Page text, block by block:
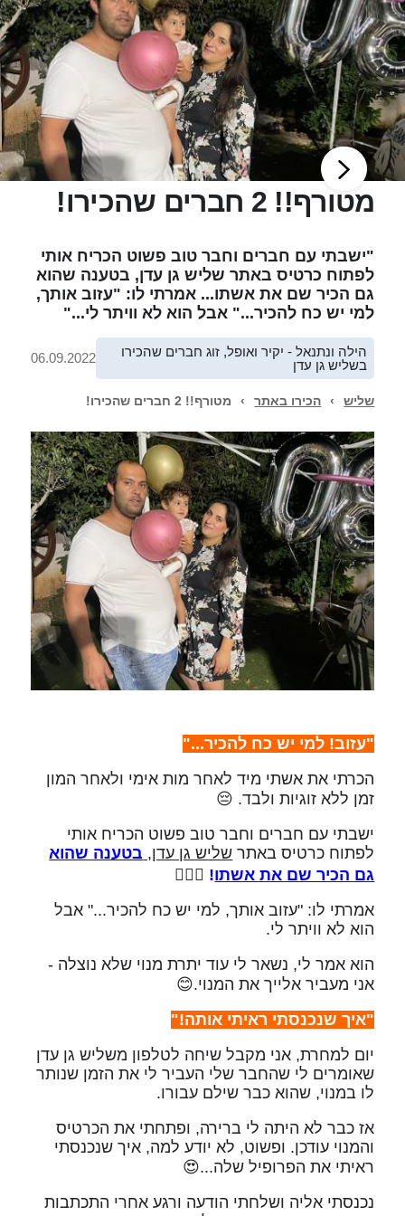
מטורף!! 2 חברים שהכירו!
"ישבתי עם חברים וחבר טוב פשוט הכריח אותי
לפתוח כרטיס באתר שליש גן עדן, בטענה שהוא
גם הכיר שם את אשתו... אמרתי לו: "עזוב אותך,
למי יש כח להכיר..." אבל הוא לא וויתר לי..."
הילה ונתנאל - יקיר ואופל, זוג חברים שהכירו
בשליש גן עדן
06.09.2022
שליש › הכירו באתר › מטורף!! 2 חברים שהכירו!
"עזוב! למי יש כח להכיר..."
הכרתי את אשתי מיד לאחר מות אימי ולאחר המון
זמן ללא זוגיות ולבד. 😔
ישבתי עם חברים וחבר טוב פשוט הכריח אותי
לפתוח כרטיס באתר שליש גן עדן, בטענה שהוא
גם הכיר שם את אשתו!
👩‍❤️‍👨
אמרתי לו: "עזוב אותך, למי יש כח להכיר..." אבל
הוא לא וויתר לי.
הוא אמר לי, נשאר לי עוד יתרת מנוי שלא נוצלה -
אני מעביר אלייך את המנוי.😊
"איך שנכנסתי ראיתי אותה!"
יום למחרת, אני מקבל שיחה לטלפון משליש גן עדן
שאומרים לי שהחבר שלי העביר לי את הזמן שנותר
לו במנוי, שהוא כבר שילם עבורו.
אז כבר לא היתה לי ברירה, ופתחתי את הכרטיס
והמנוי עודכן. ופשוט, לא יודע למה, איך שנכנסתי
ראיתי את הפרופיל שלה...😍
נכנסתי אליה ושלחתי הודעה ורגע אחרי התכתבות